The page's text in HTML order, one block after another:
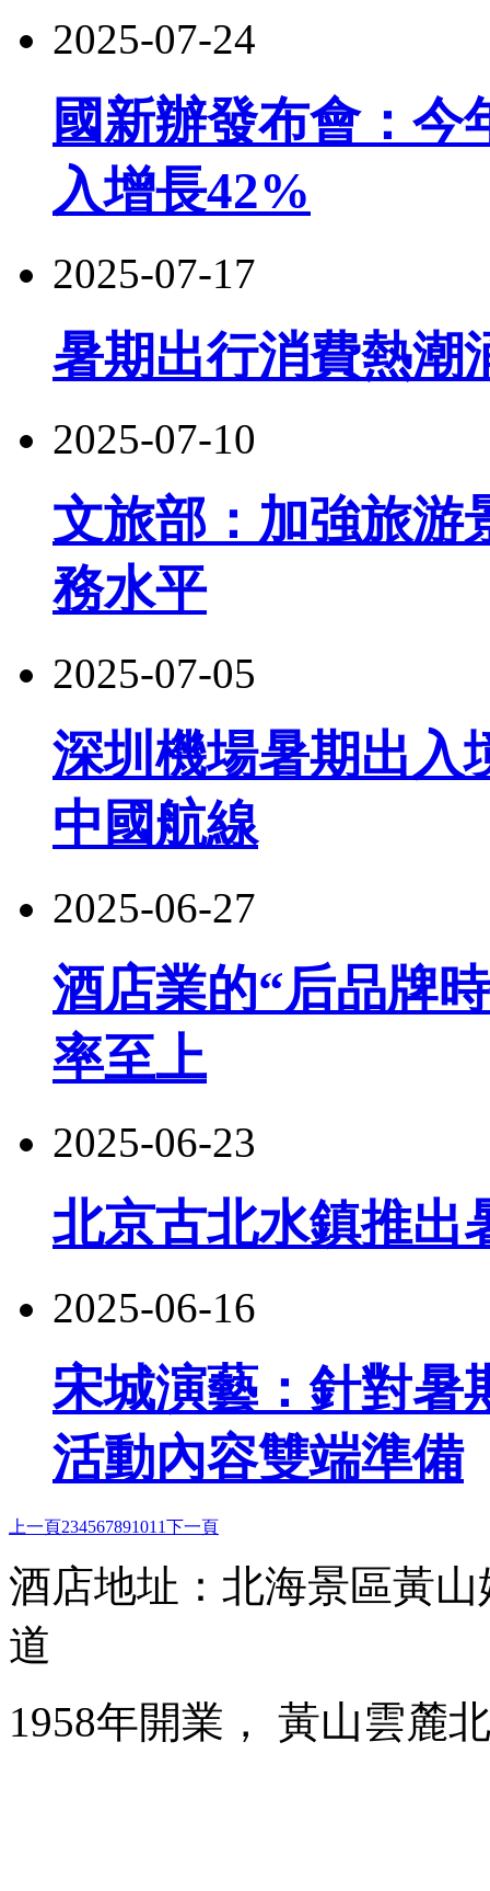
2025-07-24
國新辦發布會：今
入增長42%
2025-07-17
暑期出行消費熱潮
2025-07-10
文旅部：加強旅游
務水平
2025-07-05
深圳機場暑期出入
中國航線
2025-06-27
酒店業的“后品牌
率至上
2025-06-23
北京古北水鎮推出
2025-06-16
宋城演藝：針對暑
活動內容雙端準備
上一頁234567891011下一頁
酒店地址：北海景區黃
道
1958年開業， 黃山雲